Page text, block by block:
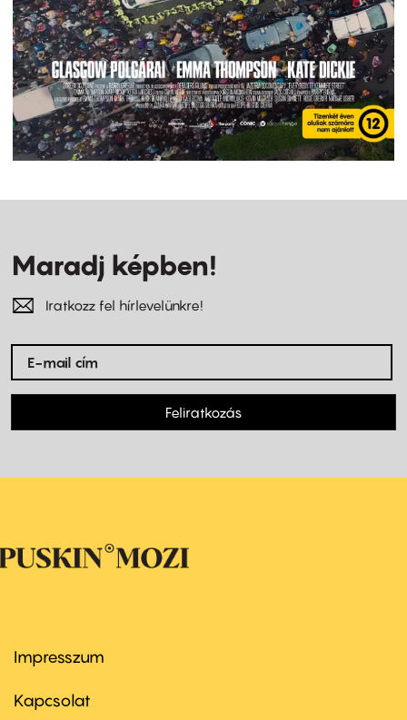
Maradj képben!
Iratkozz fel hírlevelünkre!
Feliratkozás
Footer
first
Impresszum
Kapcsolat